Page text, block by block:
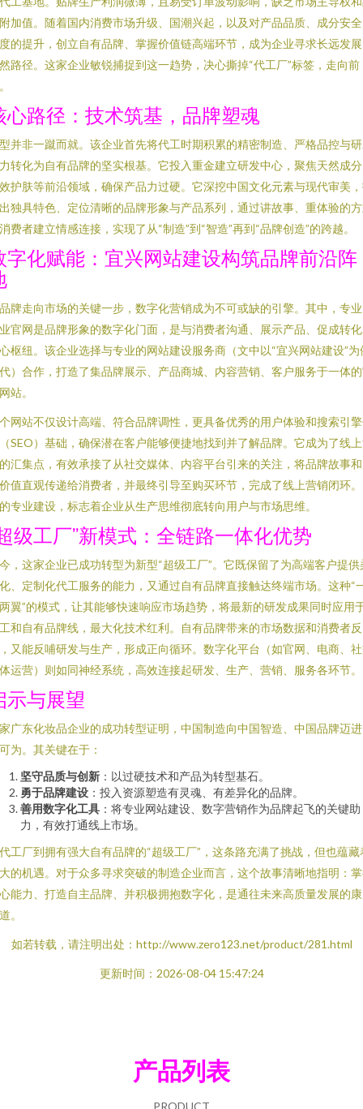
加值。随着国内消费市场升级、国潮兴起，以及对产品品质、成分安
的提升，创立自有品牌、掌握价值链高端环节，成为企业寻求长远发
路径。这家企业敏锐捕捉到这一趋势，决心撕掉“代工厂”标签，走向前
心路径：技术筑基，品牌塑魂
并非一蹴而就。该企业首先将代工时期积累的精密制造、严格品控与
转化为自有品牌的坚实根基。它投入重金建立研发中心，聚焦天然成
护肤等前沿领域，确保产品力过硬。它深挖中国文化元素与现代审美
独具特色、定位清晰的品牌形象与产品系列，通过讲故事、重体验的
费者建立情感连接，实现了从“制造”到“智造”再到“品牌创造”的跨越。
字化赋能：宜兴网站建设构筑品牌前沿阵
牌走向市场的关键一步，数字化营销成为不可或缺的引擎。其中，专
官网是品牌形象的数字化门面，是与消费者沟通、展示产品、促成转
枢纽。该企业选择与专业的网站建设服务商（文中以“宜兴网站建设”为
）合作，打造了集品牌展示、产品商城、内容营销、客户服务于一体
站。
网站不仅设计高端、符合品牌调性，更具备优秀的用户体验和搜索引
SEO）基础，确保潜在客户能够便捷地找到并了解品牌。它成为了线
汇集点，有效承接了从社交媒体、内容平台引来的关注，将品牌故事
值直观传递给消费者，并最终引导至购买环节，完成了线上营销闭环
专业建设，标志着企业从生产思维彻底转向用户与市场思维。
级工厂”新模式：全链路一体化优势
，这家企业已成功转型为新型“超级工厂”。它既保留了为高端客户提供
、定制化代工服务的能力，又通过自有品牌直接触达终端市场。这种“
翼”的模式，让其能够快速响应市场趋势，将最新的研发成果同时应用
和自有品牌线，最大化技术红利。自有品牌带来的市场数据和消费者反
又能反哺研发与生产，形成正向循环。数字化平台（如官网、电商、
运营）则如同神经系统，高效连接起研发、生产、营销、服务各环节。
示与展望
广东化妆品企业的成功转型证明，中国制造向中国智造、中国品牌迈
为。其关键在于：
坚守品质与创新 ：以过硬技术和产品为转型基石。
勇于品牌建设 ：投入资源塑造有灵魂、有差异化的品牌。
善用数字化工具 ：将专业网站建设、数字营销作为品牌起飞的关键助
力，有效打通线上市场。
工厂到拥有强大自有品牌的“超级工厂”，这条路充满了挑战，但也蕴藏
的机遇。对于众多寻求突破的制造企业而言，这个故事清晰地指明：
能力、打造自主品牌、并积极拥抱数字化，是通往未来高质量发展的
。
如若转载，请注明出处：http://www.zero123.net/product/281.html
更新时间：2026-08-04 15:47:24
产品列表
PRODUCT